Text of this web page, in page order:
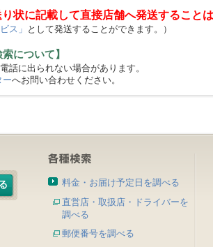
状に記載して直接店舗へ発送することは
ス」 として発送することができます。）
について】
に出られない場合があります。
ーへお問い合わせください。
料金・お届け予定日を調べる
直営店・取扱店・ドライバーを
調べる
郵便番号を調べる